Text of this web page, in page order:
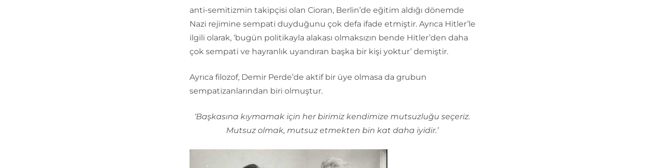
anti-semitizmin takipçisi olan Cioran, Berlin’de eğitim aldığı dönemde
Nazi rejimine sempati duyduğunu çok defa ifade etmiştir. Ayrıca Hitler’le
ilgili olarak, ‘bugün politikayla alakası olmaksızın bende Hitler’den daha
çok sempati ve hayranlık uyandıran başka bir kişi yoktur’ demiştir.
Ayrıca filozof, Demir Perde’de aktif bir üye olmasa da grubun
sempatizanlarından biri olmuştur.
‘Başkasına kıymamak için her birimiz kendimize mutsuzluğu seçeriz.
Mutsuz olmak, mutsuz etmekten bin kat daha iyidir.’